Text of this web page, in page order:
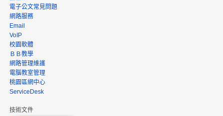
電子公文常見問題
網路服務
Email
VoIP
校園軟體
ＢＢ教學
網路管理維護
電腦教室管理
桃園區網中心
ServiceDesk
技術文件